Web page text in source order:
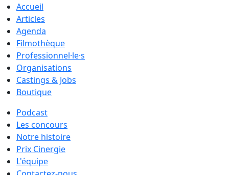
Accueil
Articles
Agenda
Filmothèque
Professionnel·le·s
Organisations
Castings & Jobs
Boutique
Podcast
Les concours
Notre histoire
Prix Cinergie
L'équipe